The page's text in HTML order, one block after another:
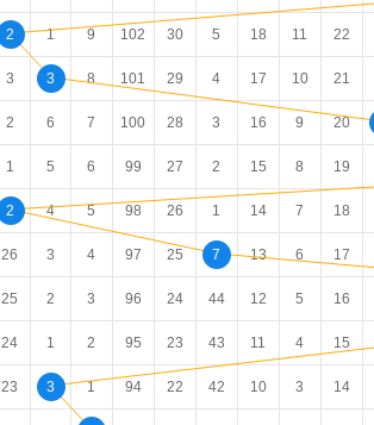
2 1 9 102 30 5 18 11 22
3 3 8 101 29 4 17 10 21
2 6 7 100 28 3 16 9 20
1 5 6 99 27 2 15 8 19
2 4 5 98 26 1 14 7 18
26 3 4 97 25 7 13 6 17
25 2 3 96 24 44 12 5 16
24 1 2 95 23 43 11 4 15
23 3 1 94 22 42 10 3 14